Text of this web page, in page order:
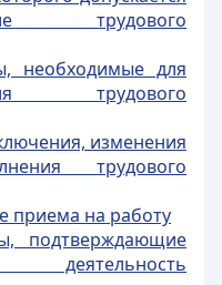
трудового
необходимые для
трудового
изменения
трудового
приема на работу
подтверждающие
деятельность